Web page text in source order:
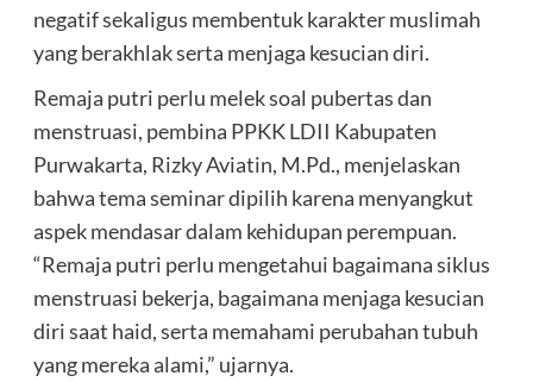
negatif sekaligus membentuk karakter muslimah
yang berakhlak serta menjaga kesucian diri.
Remaja putri perlu melek soal pubertas dan
menstruasi, pembina PPKK LDII Kabupaten
Purwakarta, Rizky Aviatin, M.Pd., menjelaskan
bahwa tema seminar dipilih karena menyangkut
aspek mendasar dalam kehidupan perempuan.
“Remaja putri perlu mengetahui bagaimana siklus
menstruasi bekerja, bagaimana menjaga kesucian
diri saat haid, serta memahami perubahan tubuh
yang mereka alami,” ujarnya.